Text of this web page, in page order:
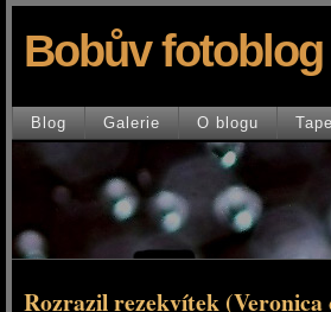
Bobův fotoblog
Blog Galerie O blogu
Rozrazil rezekvítek